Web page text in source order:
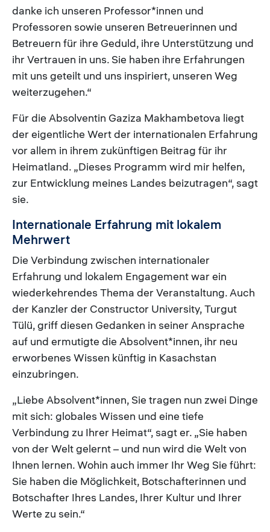
danke ich unseren Professor*innen und
Professoren sowie unseren Betreuerinnen und
Betreuern für ihre Geduld, ihre Unterstützung und
ihr Vertrauen in uns. Sie haben ihre Erfahrungen
mit uns geteilt und uns inspiriert, unseren Weg
weiterzugehen.“
Für die Absolventin Gaziza Makhambetova liegt
der eigentliche Wert der internationalen Erfahrung
vor allem in ihrem zukünftigen Beitrag für ihr
Heimatland. „Dieses Programm wird mir helfen,
zur Entwicklung meines Landes beizutragen“, sagt
sie.
Internationale Erfahrung mit lokalem
Mehrwert
Die Verbindung zwischen internationaler
Erfahrung und lokalem Engagement war ein
wiederkehrendes Thema der Veranstaltung. Auch
der Kanzler der Constructor University, Turgut
Tülü, griff diesen Gedanken in seiner Ansprache
auf und ermutigte die Absolvent*innen, ihr neu
erworbenes Wissen künftig in Kasachstan
einzubringen.
„Liebe Absolvent*innen, Sie tragen nun zwei Dinge
mit sich: globales Wissen und eine tiefe
Verbindung zu Ihrer Heimat“, sagt er. „Sie haben
von der Welt gelernt – und nun wird die Welt von
Ihnen lernen. Wohin auch immer Ihr Weg Sie führt:
Sie haben die Möglichkeit, Botschafterinnen und
Botschafter Ihres Landes, Ihrer Kultur und Ihrer
Werte zu sein.“